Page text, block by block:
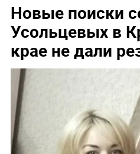
Новые поиски
Усольцевых в
крае не дали